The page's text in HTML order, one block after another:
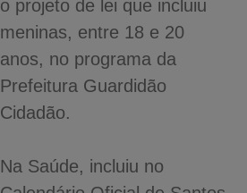
o projeto de lei que incluiu
meninas, entre 18 e 20
anos, no programa da
Prefeitura Guardidão
Cidadão.
Na Saúde, incluiu no